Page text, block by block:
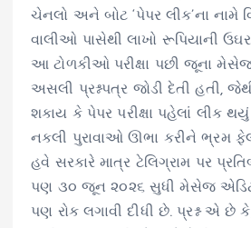
ચેનલો અને બોટ ‘પેપર લીક’ના નામે
વાલીઓ પાસેથી લાખો રૂપિયાની
આ ટોળકીઓ પરીક્ષા પછી જૂના
અસલી પ્રશ્નપત્ર જોડી દેતી હતી,
શકાય કે પેપર પરીક્ષા પહેલાં લીક
નકલી પુરાવાઓ ઊભા કરીને ભ્રમ
હવે સરકારે માત્ર ટેલિગ્રામ પર
પણ ૩૦ જૂન ૨૦૨૬ સુધી મેસેજ એડિટ
પણ રોક લગાવી દીધી છે. પ્રશ્ન એ છે